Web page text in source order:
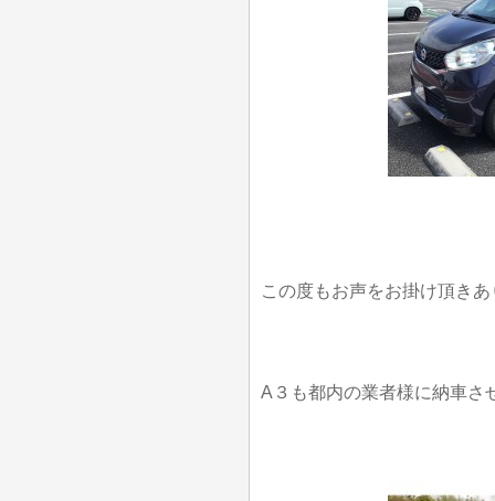
この度もお声をお掛け頂き
A３も都内の業者様に納車さ